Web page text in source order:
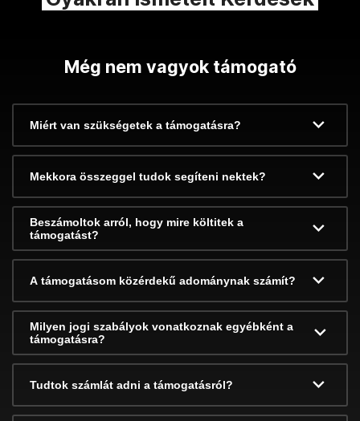
Még nem vagyok támogató
Miért van szükségetek a támogatásra?
Mekkora összeggel tudok segíteni nektek?
Beszámoltok arról, hogy mire költitek a
támogatást?
A támogatásom közérdekű adománynak számít?
Milyen jogi szabályok vonatkoznak egyébként a
támogatásra?
Tudtok számlát adni a támogatásról?